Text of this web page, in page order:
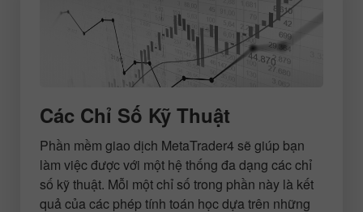
Các Chỉ Số Kỹ Thuật
Phần mềm giao dịch MetaTrader4 sẽ giúp bạn
làm việc được với một hệ thống đa dạng các chỉ
số kỹ thuật. Mỗi một chỉ số trong phần này là kết
quả của các phép tính toán học dựa trên những